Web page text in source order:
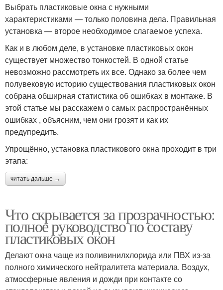
Выбрать пластиковые окна с нужными
характеристиками — только половина дела. Правильная
установка — второе необходимое слагаемое успеха.
Как и в любом деле, в установке пластиковых окон
существует множество тонкостей. В одной статье
невозможно рассмотреть их все. Однако за более чем
полувековую историю существования пластиковых окон
собрана обширная статистика об ошибках в монтаже. В
этой статье мы расскажем о самых распространённых
ошибках , объясним, чем они грозят и как их
предупредить.
Упрощённо, установка пластикового окна проходит в три
этапа:
читать дальше →
Что скрывается за прозрачностью:
полное руководство по составу
пластиковых окон
Делают окна чаще из поливинилхлорида или ПВХ из-за
полного химического нейтралитета материала. Воздух,
атмосферные явления и дожди при контакте со